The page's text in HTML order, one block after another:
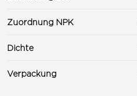
Zuordnung NPK
Dichte
Verpackung